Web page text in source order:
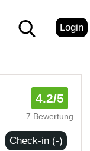
Login
4.2/5
7 Bewertung
Check-in (-)